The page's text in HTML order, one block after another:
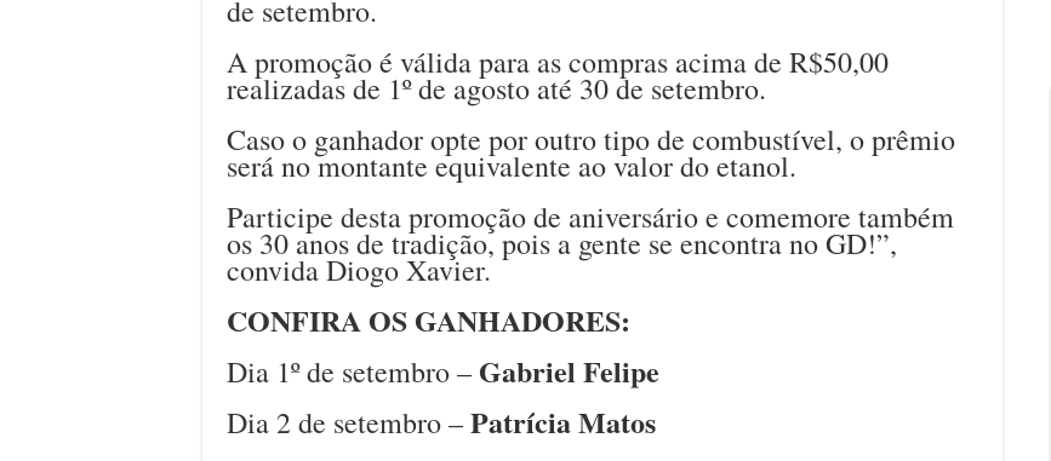
de setembro.
A promoção é válida para as compras acima de R$50,00
realizadas de 1º de agosto até 30 de setembro.
Caso o ganhador opte por outro tipo de combustível, o prêmio
será no montante equivalente ao valor do etanol.
Participe desta promoção de aniversário e comemore também
os 30 anos de tradição, pois a gente se encontra no GD!”,
convida Diogo Xavier.
CONFIRA OS GANHADORES:
Dia 1º de setembro – Gabriel Felipe
Dia 2 de setembro –Patrícia Matos